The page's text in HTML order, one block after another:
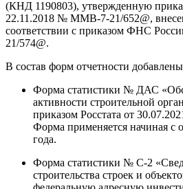
(КНД 1190803), утвержденную
22.11.2018 № ММВ-7-21/652@,
соответствии с приказом ФНС
21/574@.
В состав форм отчетности
Форма статистики № ДАС
активности строительной
приказом Росстата от
Форма применяется начиная с
года.
Форма статистики № С-2
строительства строек и